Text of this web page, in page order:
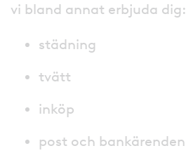
vi bland annat erbjuda dig:
städning
tvätt
inköp
post och bankärenden